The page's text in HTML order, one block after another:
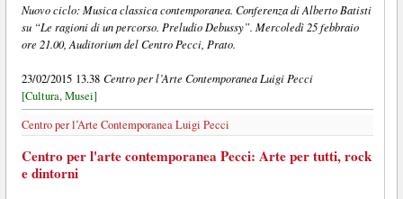
Nuovo ciclo: Musica classica contemporanea. Conferenza di Alberto Batisti
su “Le ragioni di un percorso. Preludio Debussy”. Mercoledì 25 febbraio
ore 21.00, Auditorium del Centro Pecci, Prato.
23/02/2015 13.38 Centro per l’Arte Contemporanea Luigi Pecci
[Cultura, Musei]
Centro per l’Arte Contemporanea Luigi Pecci
Centro per l'arte contemporanea Pecci: Arte per tutti, rock
e dintorni